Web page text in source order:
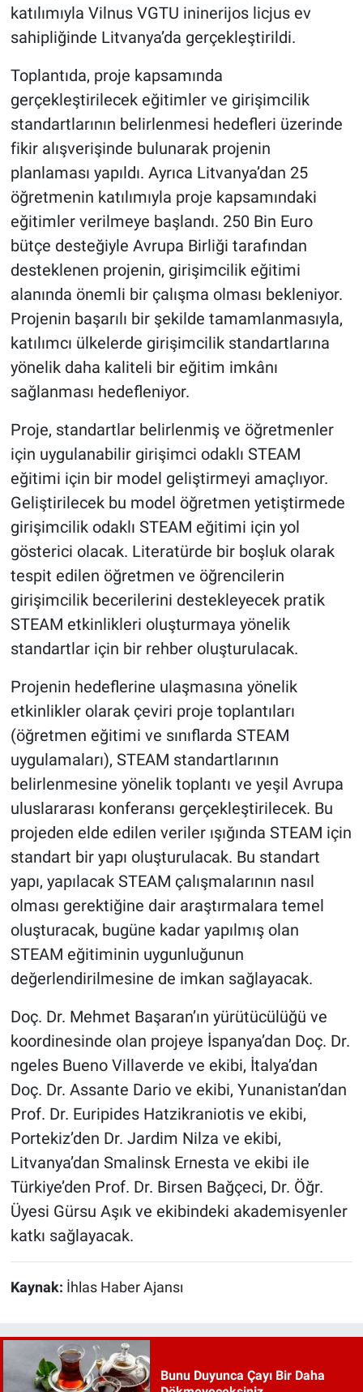
katılımıyla Vilnus VGTU ininerijos licjus ev
sahipliğinde Litvanya’da gerçekleştirildi.
Toplantıda, proje kapsamında
gerçekleştirilecek eğitimler ve girişimcilik
standartlarının belirlenmesi hedefleri üzerinde
fikir alışverişinde bulunarak projenin
planlaması yapıldı. Ayrıca Litvanya’dan 25
öğretmenin katılımıyla proje kapsamındaki
eğitimler verilmeye başlandı. 250 Bin Euro
bütçe desteğiyle Avrupa Birliği tarafından
desteklenen projenin, girişimcilik eğitimi
alanında önemli bir çalışma olması bekleniyor.
Projenin başarılı bir şekilde tamamlanmasıyla,
katılımcı ülkelerde girişimcilik standartlarına
yönelik daha kaliteli bir eğitim imkânı
sağlanması hedefleniyor.
Proje, standartlar belirlenmiş ve öğretmenler
için uygulanabilir girişimci odaklı STEAM
eğitimi için bir model geliştirmeyi amaçlıyor.
Geliştirilecek bu model öğretmen yetiştirmede
girişimcilik odaklı STEAM eğitimi için yol
gösterici olacak. Literatürde bir boşluk olarak
tespit edilen öğretmen ve öğrencilerin
girişimcilik becerilerini destekleyecek pratik
STEAM etkinlikleri oluşturmaya yönelik
standartlar için bir rehber oluşturulacak.
Projenin hedeflerine ulaşmasına yönelik
etkinlikler olarak çeviri proje toplantıları
(öğretmen eğitimi ve sınıflarda STEAM
uygulamaları), STEAM standartlarının
belirlenmesine yönelik toplantı ve yeşil Avrupa
uluslararası konferansı gerçekleştirilecek. Bu
projeden elde edilen veriler ışığında STEAM için
standart bir yapı oluşturulacak. Bu standart
yapı, yapılacak STEAM çalışmalarının nasıl
olması gerektiğine dair araştırmalara temel
oluşturacak, bugüne kadar yapılmış olan
STEAM eğitiminin uygunluğunun
değerlendirilmesine de imkan sağlayacak.
Doç. Dr. Mehmet Başaran’ın yürütücülüğü ve
koordinesinde olan projeye İspanya’dan Doç. Dr.
ngeles Bueno Villaverde ve ekibi, İtalya’dan
Doç. Dr. Assante Dario ve ekibi, Yunanistan’dan
Prof. Dr. Euripides Hatzikraniotis ve ekibi,
Portekiz’den Dr. Jardim Nilza ve ekibi,
Litvanya’dan Smalinsk Ernesta ve ekibi ile
Türkiye’den Prof. Dr. Birsen Bağçeci, Dr. Öğr.
Üyesi Gürsu Aşık ve ekibindeki akademisyenler
katkı sağlayacak.
Kaynak: İhlas Haber Ajansı
Bunu Duyunca Çayı Bir Daha